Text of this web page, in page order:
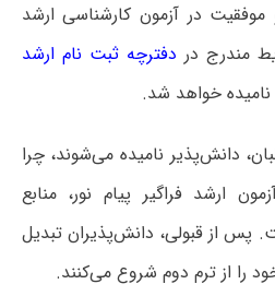
در آزمون کارشناسی ارشد
مندرج در دفترچه ثبت نام ارشد
خواهد شد.
دانش‌پذیر نامیده می‌شوند، چرا
ارشد فراگیر پیام نور، منابع
از قبولی، دانش‌پذیران تبدیل
را از ترم دوم شروع می‌کنند.